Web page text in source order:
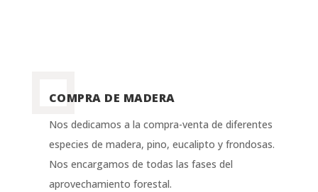
COMPRA DE MADERA
Nos dedicamos a la compra-venta de diferentes
especies de madera, pino, eucalipto y frondosas.
Nos encargamos de todas las fases del
aprovechamiento forestal.